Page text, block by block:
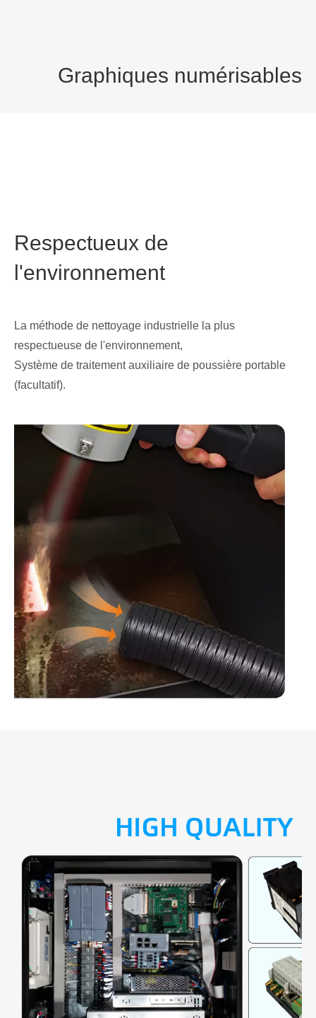
Graphiques numérisables
Respectueux de
l'environnement
La méthode de nettoyage industrielle la plus
respectueuse de l'environnement,
Système de traitement auxiliaire de poussière portable
(facultatif).